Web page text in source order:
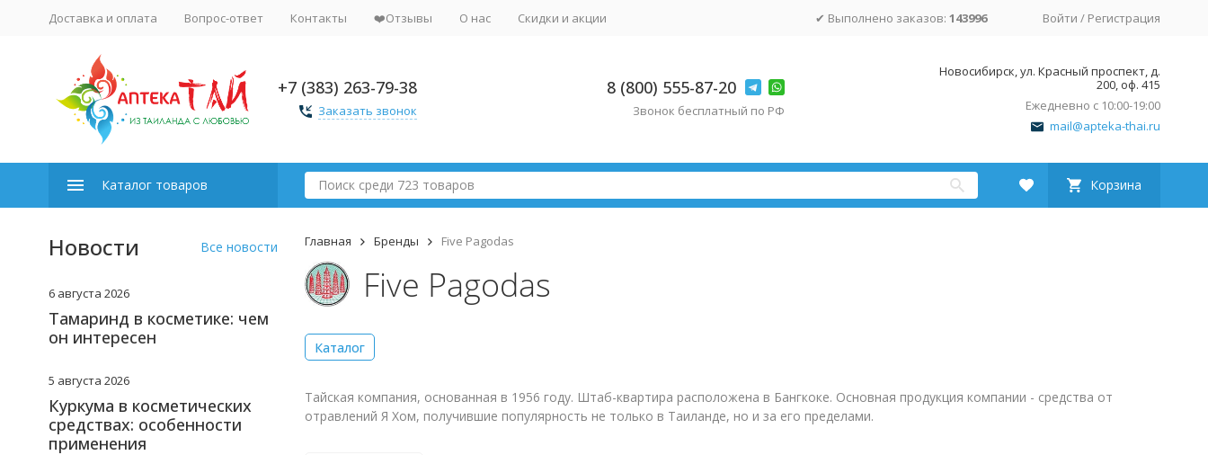
Доставка и оплата Вопрос-ответ Контакты ❤️Отзывы О нас Скидки и акции ✔ Выполнено заказов: 143996 Войти / Регистрация
+7 (383) 263-79-38
Заказать звонок
8 (800) 555-87-20
Звонок бесплатный по РФ
Новосибирск, ул. Красный проспект, д.
200, оф. 415
Ежедневно с 10:00-19:00
mail@apteka-thai.ru
Каталог товаров Корзина
Главная Бренды Five Pagodas
Five Pagodas
Каталог
Тайская компания, основанная в 1956 году. Штаб-квартира расположена в Бангкоке. Основная продукция компании - средства от
отравлений Я Хом, получившие популярность не только в Таиланде, но и за его пределами.
Новости Все новости
6 августа 2026
Тамаринд в косметике: чем
он интересен
5 августа 2026
Куркума в косметических
средствах: особенности
применения